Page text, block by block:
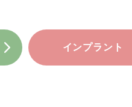
インプラント